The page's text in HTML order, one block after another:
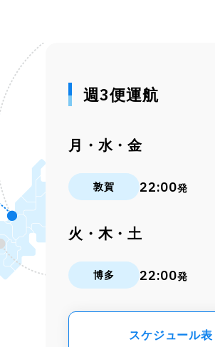
週3便運航
月・水・金
敦賀 22:00発
火・木・土
博多 22:00発
スケジュール表